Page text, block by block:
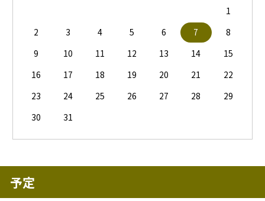
1
2
3 4 5 6 7
8
9
10 11 12 13 14
15
16
17 18 19 20 21
22
23
24 25 26 27 28
29
30
31
予定